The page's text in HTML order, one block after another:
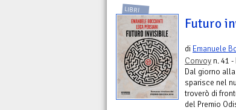
LIBRI
Futuro
di Emanuele
Convoy n. 41
Dal giorno
sparisce nel
troverò di
del Premio